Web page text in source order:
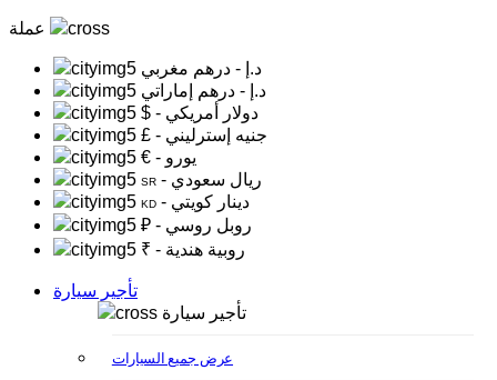
د.إ - درهم مغربي
د.إ - درهم إماراتي
$
- دولار أمريكي
£
- جنيه إسترليني
€
- يورو
SR - ريال سعودي
KD
- دينار كويتي
₽
- روبل روسي
₹
- روبية هندية
تأجير سيارة
تأجير سيارة
عرض جميع السيارات